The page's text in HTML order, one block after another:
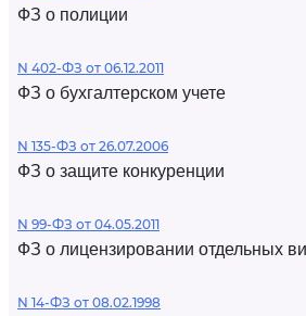
ФЗ о полиции
N 402-ФЗ от 06.12.2011
ФЗ о бухгалтерском учете
N 135-ФЗ от 26.07.2006
ФЗ о защите конкуренции
N 99-ФЗ от 04.05.2011
ФЗ о лицензировании отдельных
N 14-ФЗ от 08.02.1998